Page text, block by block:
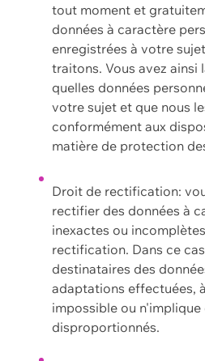
tout moment et
données à caractère
enregistrées à votre
traitons. Vous avez
quelles données
votre sujet et que nous
conformément aux
matière de protection
Droit de rectification:
rectifier des données à
inexactes ou
rectification. Dans ce
destinataires des
adaptations effectuées,
impossible ou
disproportionnés.